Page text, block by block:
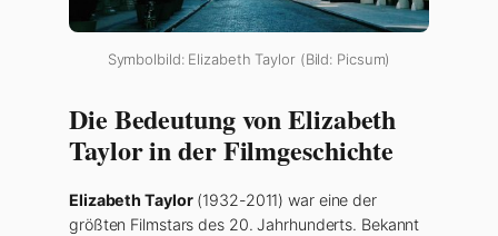
Symbolbild: Elizabeth Taylor (Bild: Picsum)
Die Bedeutung von Elizabeth
Taylor in der Filmgeschichte
Elizabeth Taylor(1932-2011) war eine der
größten Filmstars des 20. Jahrhunderts. Bekannt